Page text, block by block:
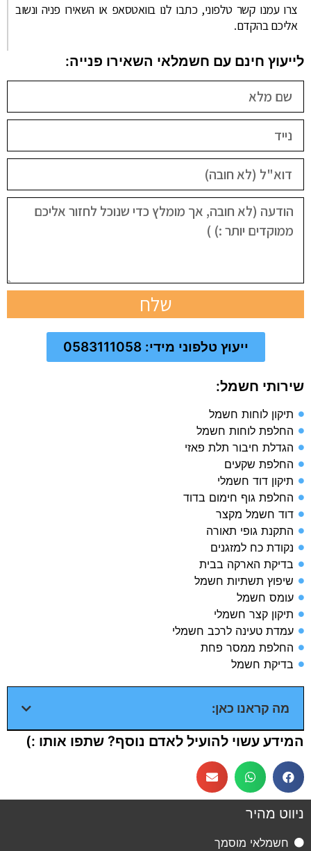
צרו עמנו קשר טלפוני, כתבו לנו בוואטסאפ או השאירו פניה ונשוב
אליכם בהקדם.
לייעוץ חינם עם חשמלאי השאירו פנייה:
שלח
ייעוץ טלפוני מידי: 0583111058
שירותי חשמל:
תיקון לוחות חשמל
החלפת לוחות חשמל
הגדלת חיבור תלת פאזי
החלפת שקעים
תיקון דוד חשמלי
החלפת גוף חימום בדוד
דוד חשמל מקצר
התקנת גופי תאורה
נקודת כח למזגנים
בדיקת הארקה בבית​
שיפוץ תשתיות חשמל​
עומס חשמל​
תיקון קצר חשמלי​
עמדת טעינה לרכב חשמלי​
החלפת ממסר פחת​
בדיקת חשמל​
מה קראנו כאן:
המידע עשוי להועיל לאדם נוסף? שתפו אותו :)
ניווט מהיר
חשמלאי מוסמך